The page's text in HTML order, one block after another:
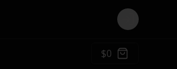
Login
$0